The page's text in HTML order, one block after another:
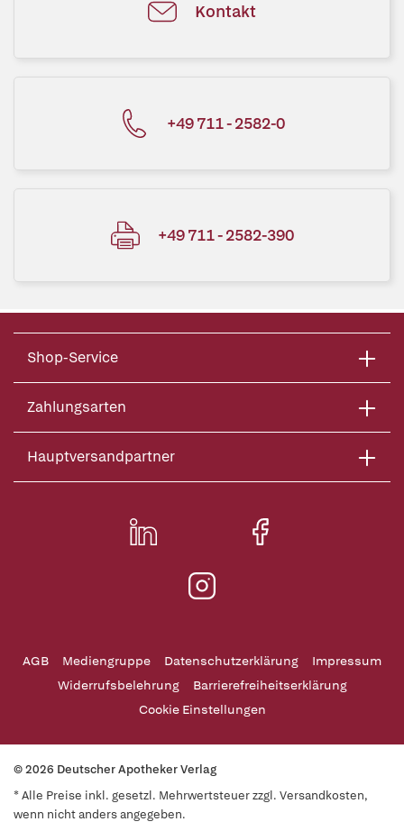
Kontakt
+49 711 - 2582-0
+49 711 - 2582-390
Shop-Service
Zahlungsarten
Hauptversandpartner
AGB Mediengruppe Datenschutzerklärung
Impressum
Widerrufsbelehrung
Barrierefreiheitserklärung
Cookie Einstellungen
© 2026 Deutscher Apotheker Verlag
* Alle Preise inkl. gesetzl. Mehrwertsteuer zzgl. Versandkosten,
wenn nicht anders angegeben.